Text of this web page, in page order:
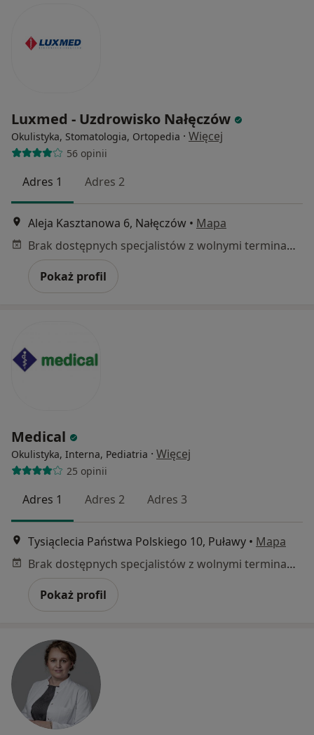
Luxmed - Uzdrowisko Nałęczów
Okulistyka, Stomatologia, Ortopedia · Więcej
56 opinii
Adres 1 Adres 2
Aleja Kasztanowa 6, Nałęczów • Mapa
Brak dostępnych specjalistów z wolnymi terminami w tym centrum medycznym.
Pokaż profil
Medical
Okulistyka, Interna, Pediatria · Więcej
25 opinii
Adres 1 Adres 2 Adres 3
Tysiąclecia Państwa Polskiego 10, Puławy • Mapa
Brak dostępnych specjalistów z wolnymi terminami w tym centrum medycznym.
Pokaż profil